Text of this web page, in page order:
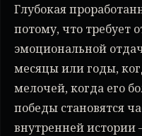
Глубокая
потому, что требует
эмоциональной
месяцы или годы,
мелочей, когда его
победы становятся
внутренней